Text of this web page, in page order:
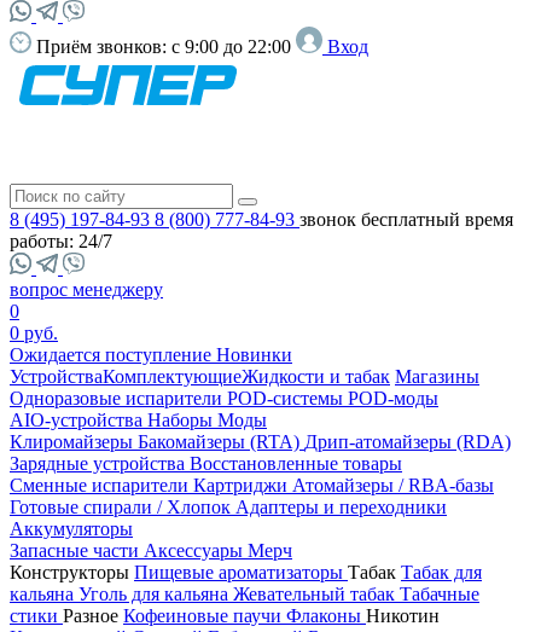
Приём звонков: с 9:00 до 22:00 Вход
8 (495) 197-84-93 8 (800) 777-84-93 звонок бесплатный время
работы: 24/7
вопрос менеджеру
0
0 руб.
Ожидается поступление Новинки
УстройстваКомплектующиеЖидкости и табак Магазины
Одноразовые испарители POD-системы POD-моды
AIO-устройства Наборы Моды
Клиромайзеры Бакомайзеры (RTA) Дрип-атомайзеры (RDA)
Зарядные устройства Восстановленные товары
Сменные испарители Картриджи Атомайзеры / RBA-базы
Готовые спирали / Хлопок Адаптеры и переходники
Аккумуляторы
Запасные части Аксессуары Мерч
Конструкторы Пищевые ароматизаторы Табак Табак для
кальяна Уголь для кальяна Жевательный табак Табачные
стики Разное Кофеиновые паучи Флаконы Никотин